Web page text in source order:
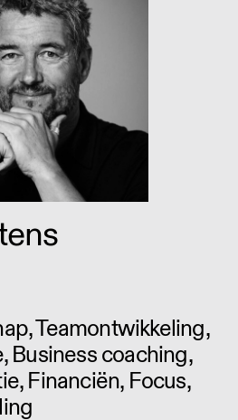
Teamontwikkeling,
Business coaching,
Financiën, Focus,